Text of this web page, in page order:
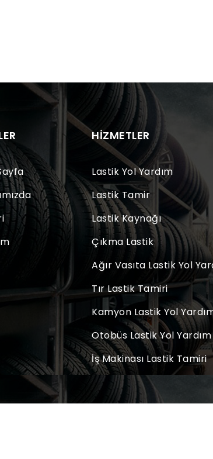
HIZMETLER
Lastik Yol Yardım
Lastik Tamir
Lastik Kaynağı
Çıkma Lastik
Ağır Vasıta Lastik Yol
Tır Lastik Tamiri
Kamyon Lastik Yol
Otobüs Lastik Yol Yardım
İş Makinası Lastik Tamiri